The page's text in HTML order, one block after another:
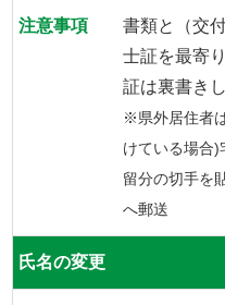
書類と（交
士証を最寄
証は裏書き
※県外居住者
けている場合)
留分の切手を
へ郵送
氏名の変更